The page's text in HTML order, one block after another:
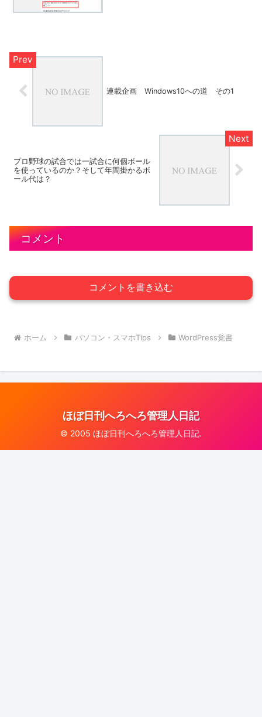
連載企画 Windows10への道 その1
プロ野球の試合では一試合に何個ボール
を使っているのか？そして年間掛かるボ
ール代は？
コメント
コメントを書き込む
ホーム パソコン・スマホTips WordPress覚書
ほぼ日刊へろへろ管理人日記
© 2005 ほぼ日刊へろへろ管理人日記.